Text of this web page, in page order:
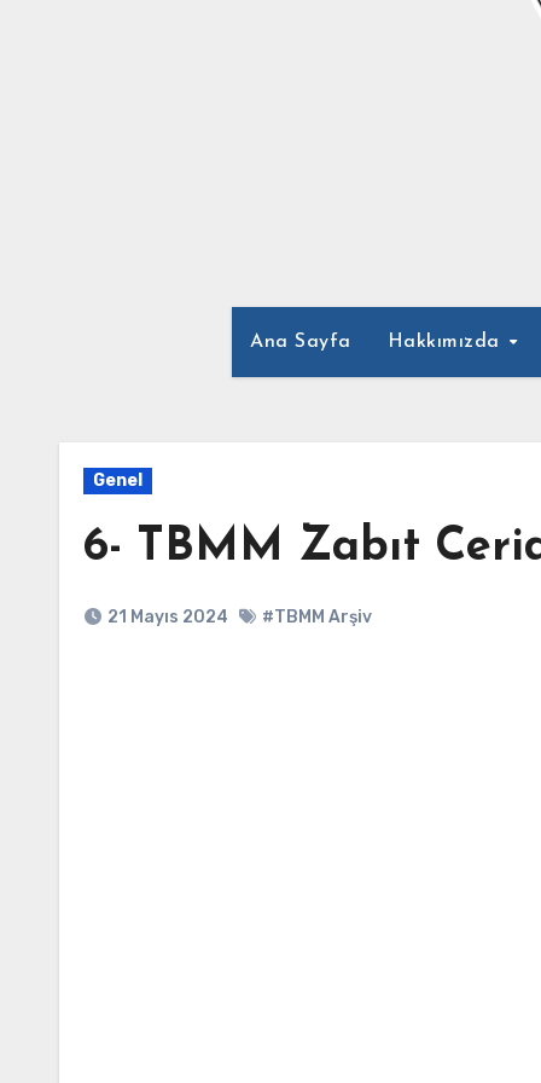
Ana Sayfa Hakkımızda
Genel
6- TBMM Zabıt
21 Mayıs 2024 #TBMM Arşiv